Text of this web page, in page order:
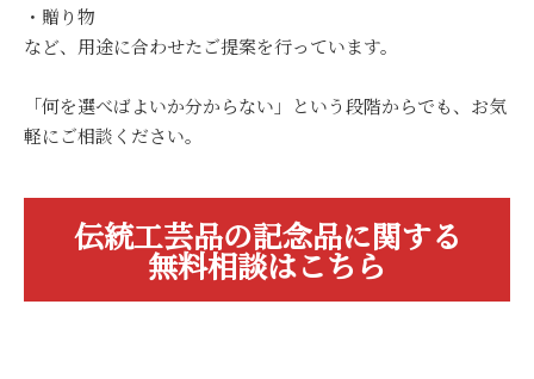
・贈り物
など、用途に合わせたご提案を行っています。
「何を選べばよいか分からない」という段階からでも、お気
軽にご相談ください。
伝統工芸品の記念品に関する
無料相談はこちら